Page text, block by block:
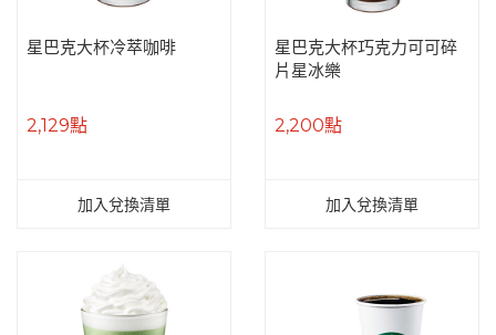
星巴克大杯冷萃咖啡
2,129點
加入兌換清單
星巴克大杯巧克力可可碎
片星冰樂
2,200點
加入兌換清單